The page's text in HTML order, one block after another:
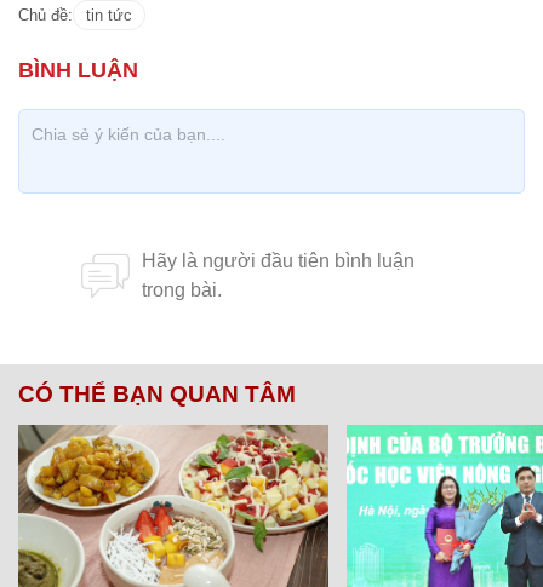
Chủ đề: tin tức
CÓ THỂ BẠN QUAN TÂM